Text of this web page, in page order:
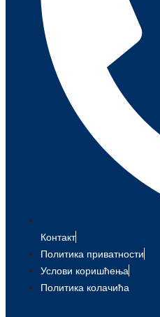
Контакт
Политика приватности
Услови коришћења
Политика колачића